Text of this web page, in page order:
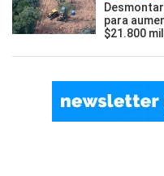
para
$21.800